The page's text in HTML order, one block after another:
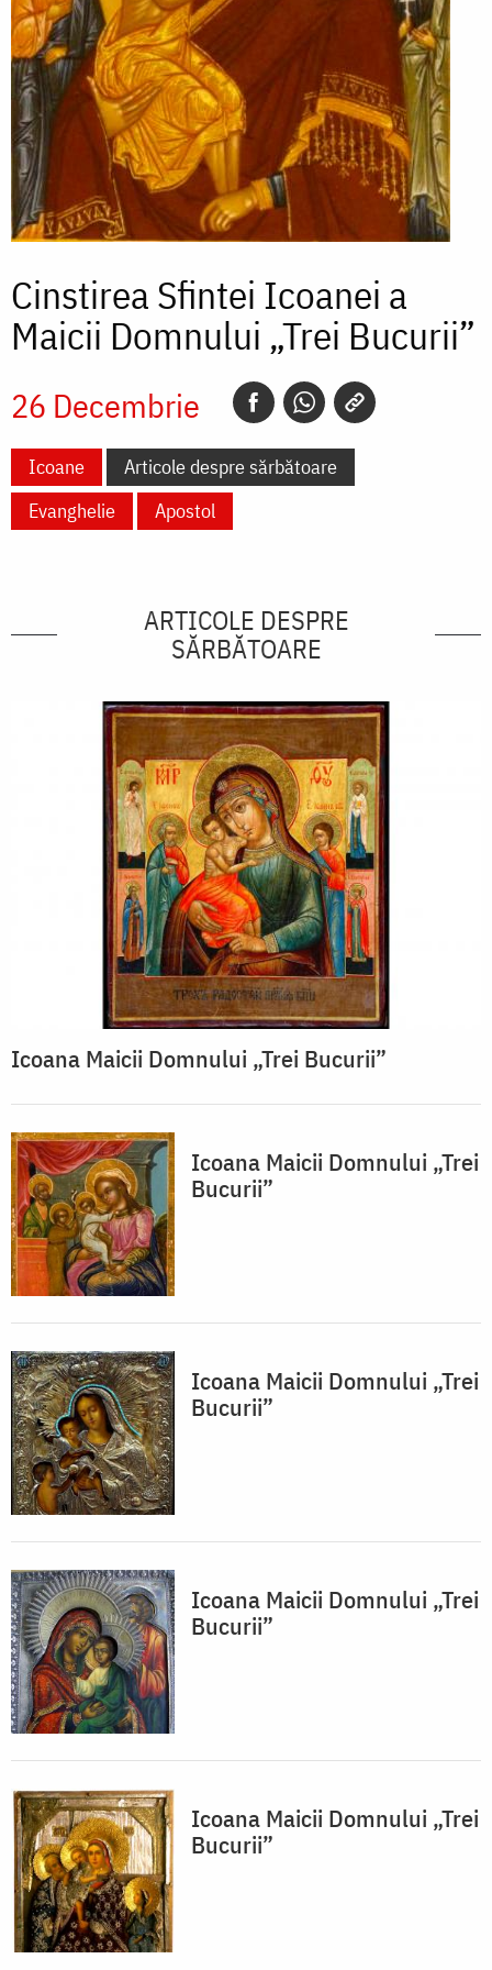
Cinstirea Sfintei Icoanei a
Maicii Domnului „Trei Bucurii”
26 Decembrie
Icoane
Articole despre sărbătoare
Evanghelie
Apostol
ARTICOLE DESPRE
SĂRBĂTOARE
Icoana Maicii Domnului „Trei Bucurii”
Icoana Maicii Domnului „Trei
Bucurii”
Icoana Maicii Domnului „Trei
Bucurii”
Icoana Maicii Domnului „Trei
Bucurii”
Icoana Maicii Domnului „Trei
Bucurii”